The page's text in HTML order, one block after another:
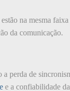
na mesma
da comunicação.
perda de
e a confiabilidade